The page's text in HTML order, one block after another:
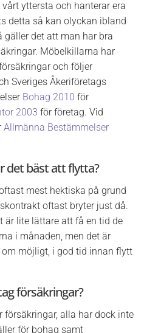
yttersta och hanterar era
detta så kan olyckan ibland
gäller det att man har bra
Möbelkillarna har
och följer
Sveriges Åkeriföretags
Bohag 2010 för
2003 för företag. Vid
Allmänna Bestämmelser
det bäst att flytta?
mest hektiska på grund
oftast bryter just då.
är lite lättare att få en tid de
i månaden, men det är
möjligt, i god tid innan flytt
försäkringar?
försäkringar, alla har dock inte
för bohag samt